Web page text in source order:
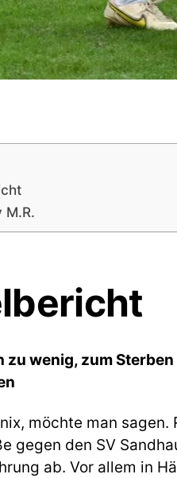
M.R.
zu wenig, zum
möchte man sagen.
gegen den SV
ab. Vor allem in